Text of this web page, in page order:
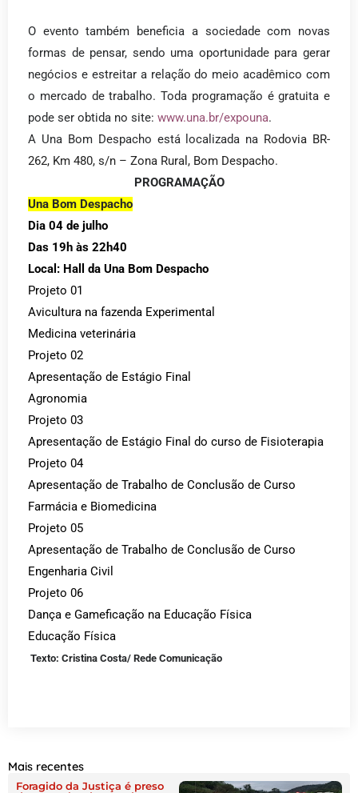
O evento também beneficia a sociedade com novas
formas de pensar, sendo uma oportunidade para gerar
negócios e estreitar a relação do meio acadêmico com
o mercado de trabalho. Toda programação é gratuita e
pode ser obtida no site: www.una.br/expouna.
A Una Bom Despacho está localizada na Rodovia BR-
262, Km 480, s/n – Zona Rural, Bom Despacho.
PROGRAMAÇÃO
Una Bom Despacho
Dia 04 de julho
Das 19h às 22h40
Local: Hall da Una Bom Despacho
Projeto 01
Avicultura na fazenda Experimental
Medicina veterinária
Projeto 02
Apresentação de Estágio Final
Agronomia
Projeto 03
Apresentação de Estágio Final do curso de Fisioterapia
Projeto 04
Apresentação de Trabalho de Conclusão de Curso
Farmácia e Biomedicina
Projeto 05
Apresentação de Trabalho de Conclusão de Curso
Engenharia Civil
Projeto 06
Dança e Gameficação na Educação Física
Educação Física
Texto: Cristina Costa/ Rede Comunicação
Mais recentes
Foragido da Justiça é preso